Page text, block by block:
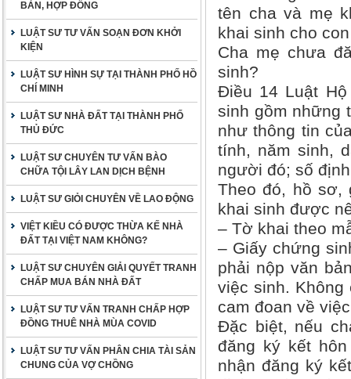
BẢN, HỢP ĐỒNG
LUẬT SƯ TƯ VẤN SOẠN ĐƠN KHỞI
KIỆN
LUẬT SƯ HÌNH SỰ TẠI THÀNH PHỐ HỒ
CHÍ MINH
LUẬT SƯ NHÀ ĐẤT TẠI THÀNH PHỐ
THỦ ĐỨC
LUẬT SƯ CHUYÊN TƯ VẤN BÀO
CHỮA TỘI LÂY LAN DỊCH BỆNH
LUẬT SƯ GIỎI CHUYÊN VỀ LAO ĐỘNG
VIỆT KIỀU CÓ ĐƯỢC THỪA KẾ NHÀ
ĐẤT TẠI VIỆT NAM KHÔNG?
LUẬT SƯ CHUYÊN GIẢI QUYẾT TRANH
CHẤP MUA BÁN NHÀ ĐẤT
LUẬT SƯ TƯ VẤN TRANH CHẤP HỢP
ĐỒNG THUÊ NHÀ MÙA COVID
LUẬT SƯ TƯ VẤN PHÂN CHIA TÀI SẢN
CHUNG CỦA VỢ CHỒNG
tên cha và mẹ
khai sinh cho
Cha mẹ chưa
sinh?
Điều 14 Luật
sinh gồm những
như thông tin
tính, năm sinh,
người đó; số
Theo đó, hồ sơ,
khai sinh được
– Tờ khai theo
– Giấy chứng
phải nộp văn
việc sinh.
cam đoan về
Đặc biệt, nếu
đăng ký kết
nhận đăng ký